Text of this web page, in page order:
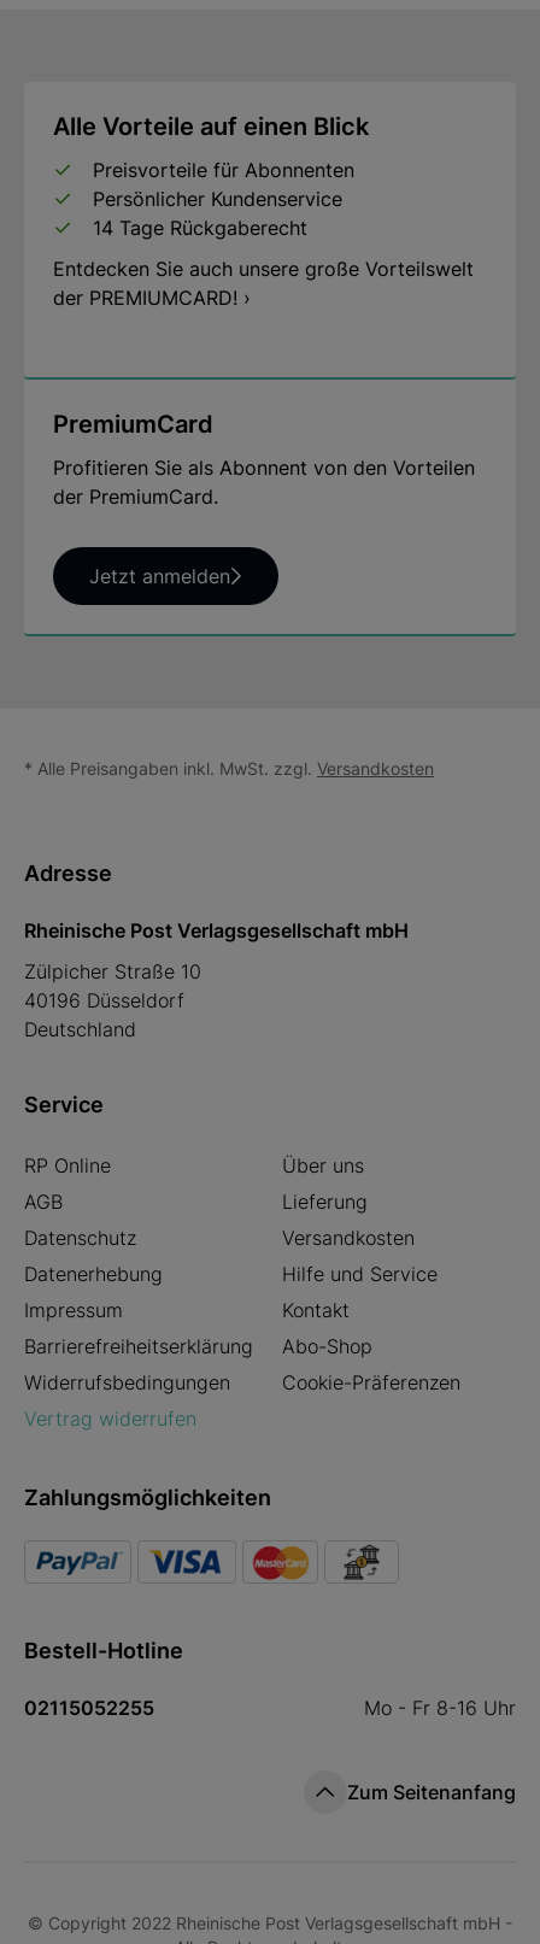
Alle Vorteile auf einen Blick
Preisvorteile für Abonnenten
Persönlicher Kundenservice
14 Tage Rückgaberecht
Entdecken Sie auch unsere große Vorteilswelt
der PREMIUMCARD! ›
PremiumCard
Profitieren Sie als Abonnent von den Vorteilen
der PremiumCard.
Jetzt anmelden
* Alle Preisangaben inkl. MwSt. zzgl. Versandkosten
Adresse
Rheinische Post Verlagsgesellschaft mbH
Zülpicher Straße 10
40196 Düsseldorf
Deutschland
Service
RP Online
Über uns
AGB
Lieferung
Datenschutz
Versandkosten
Datenerhebung
Hilfe und Service
Impressum
Kontakt
Barrierefreiheitserklärung
Abo-Shop
Widerrufsbedingungen
Cookie-Präferenzen
Vertrag widerrufen
Zahlungsmöglichkeiten
Bestell-Hotline
02115052255 Mo - Fr 8-16 Uhr
Zum Seitenanfang
© Copyright 2022 Rheinische Post Verlagsgesellschaft mbH -